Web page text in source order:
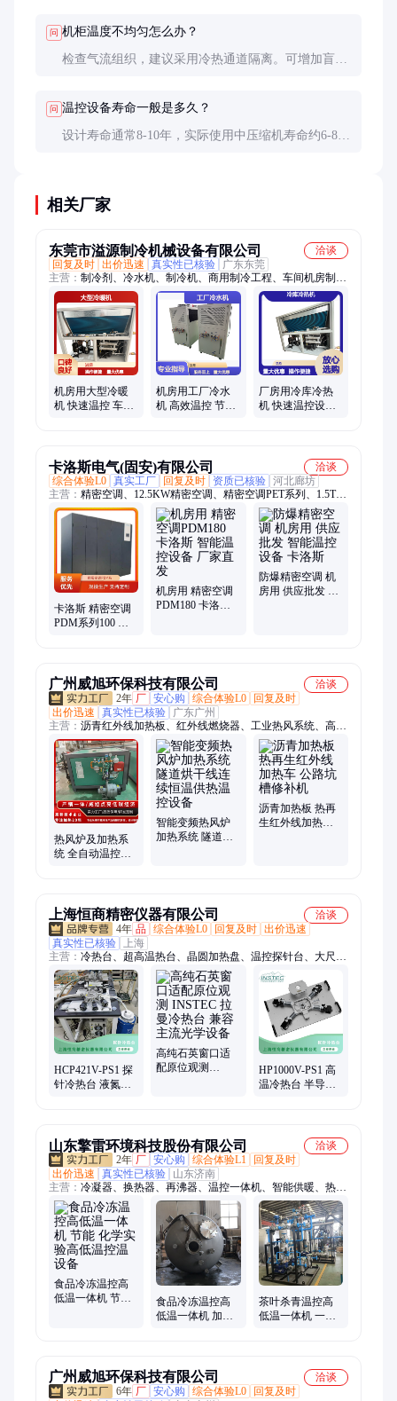
问 机柜温度不均匀怎么办？
检查气流组织，建议采用冷热通道隔离。可增加盲板
问 温控设备寿命一般是多久？
设计寿命通常8-10年，实际使用中压缩机寿命约6-8万
相关厂家
东莞市溢源制冷机械设备有限公司
洽谈
回复及时 出价迅速 真实性已核验
广东东莞
主营： 制冷剂、冷水机、制冷机、商用制冷工程、车间机房制
冷、工业制冷、降温设备、离心水泵、冷却介质、制冷设备、制
冷配套、轴流风机、轴流式风机、食品车间制冷、工业冷却设
备、电子车间制冷、2吨重量注塑机、12 匹冷水机、风冷冷水
机、工业降温冷水机、大型风冷冷水机、循环冷水机、工业制冷
机组、恒温冷水机、30 匹水冷式冷水机
机房用大型冷暖
机 快速温控 车间
机房用工厂冷水
机 高效温控 节能
厂房用冷库冷热
机 快速温控设备
卡洛斯电气(固安)有限公司
洽谈
综合体验L0 真实工厂 回复及时 资质已核验 河北廊坊
主营： 精密空调、12.5KW精密空调、精密空调PET系列、1.5T精
密空调、核磁精密空调、防爆精密空调、精密空调PET06、精密
空调PET08、精密空调PET12、精密空调PET16、精密空调
PET20、精密空调PET22、精密空调08
卡洛斯 精密空调
PDM系列100 机
机房用 精密空调
PDM180 卡洛斯
防爆精密空调 机
房用 供应批发 智
广州威旭环保科技有限公司
洽谈
2年 厂 安心购 综合体验L0
回复及时
出价迅速
真实性已核验
广东广州
主营： 沥青红外线加热板、红外线燃烧器、工业热风系统、高温
加热系统、铝合金熔解炉、高温热解炉、高温熔解炉、车载红外
线加热板、陶瓷红外线燃烧器、金属纤维燃烧器、陶瓷纤维燃烧
器、红外线加热板、沥青加热板、热风燃烧器、红外线陶瓷片、
沥青路面快速加热板、市政工程加热板、线性燃烧器、浸管式加
热系统、燃气金箍燃烧棒、燃气金属纤维燃烧器、超高温熔解
炉、金箍燃烧棒、金属纤维红外线燃烧器、超高温加热系统
热风炉及加热系
统 全自动温控设
智能变频热风炉
加热系统 隧道烘
沥青加热板 热再
生红外线加热车
上海恒商精密仪器有限公司
洽谈
4年 品 综合体验L0 回复及时 出价迅速
真实性已核验
上海
主营： 冷热台、超高温热台、晶圆加热盘、温控探针台、大尺寸
冷热板、探针冷热台、原位催化冷热台、光谱仪冷热台、探针
台、液晶材料、高温射频探针台、Instec冷热台、原位冷热台、
XRD冷热台、冷冻台、原位拉伸台、迷你高温探针台、液晶综合
测试仪、S 型液晶盒、向列型铁电液晶、冷热台比色皿、扫描电
镜冷热台、Mini手动探针台、开放式mini探针台、楔形液晶盒
HCP421V-PS1 探
针冷热台 液氮低
高纯石英窗口适
配原位观测
HP1000V-PS1 高
温冷热台 半导体
山东擎雷环境科技股份有限公司
洽谈
2年 厂 安心购 综合体验L1
回复及时
出价迅速
真实性已核验
山东济南
主营： 冷凝器、换热器、再沸器、温控一体机、智能供暖、热交
换器、换热机组、水冷却器、高低温机、化工设备、降温模块、
换热设备、温度控制、冷凝设备、生物柴油、热交换机组、低温
一体机、控温一体机、冷凝回收器、冷凝加热器、浓缩蒸馏系、
冷热水交换、螺旋换热管、热交换装置、高低温设备
食品冷冻温控高
低温一体机 节能
食品冷冻温控高
低温一体机 加热
茶叶杀青温控高
低温一体机 一机
广州威旭环保科技有限公司
洽谈
6年 厂 安心购 综合体验L0
回复及时